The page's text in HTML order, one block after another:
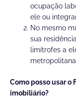
ocupação
ele ou
No mesmo
sua
limítrofes a
Como posso usar o
imobiliário?